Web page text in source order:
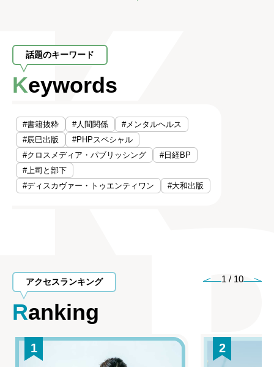
話題のキーワード
Keywords
#書籍抜粋 #人間関係
#メンタルヘルス
#辰巳出版
#PHPスペシャル
#クロスメディア・パブリッシング
#日経BP
#上司と部下
#ディスカヴァー・トゥエンティワン
#大和出版
アクセスランキング
Ranking
1 / 10
1 2